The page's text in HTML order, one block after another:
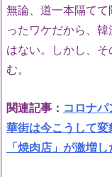
無論、道一本隔て
ったワケだから、
はない。しかし、
む。
関連記事： コロナ
華街は今こうして
「焼肉店」が激増